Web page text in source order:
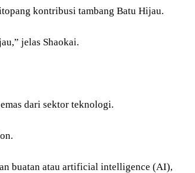
kontribusi tambang Batu Hijau.
jelas Shaokai.
dari sektor teknologi.
buatan atau artificial intelligence (AI),